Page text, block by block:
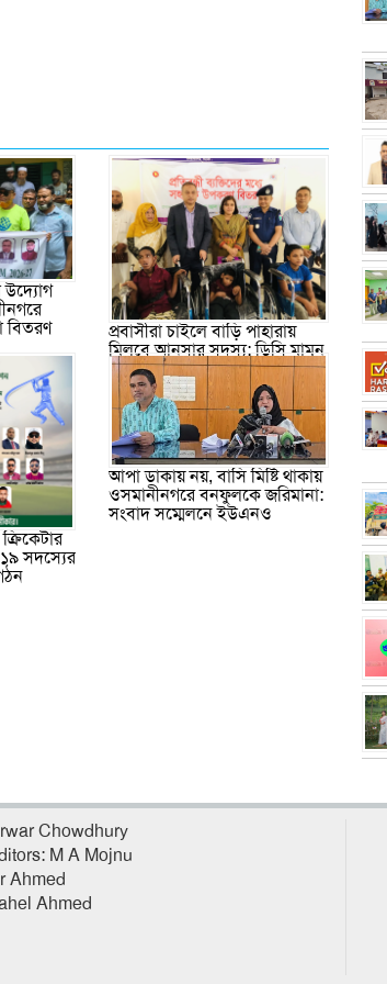
উদ্যোগ
বিতরণ
প্রবাসীরা চাইলে বাড়ি পাহারায়
মিলবে আনসার সদস্য: ডিসি মামুন
সদস্যের
আপা ডাকায় নয়, বাসি মিষ্টি থাকায়
ওসমানীনগরে বনফুলকে জরিমানা:
সংবাদ সম্মেলনে ইউএনও
Chowdhury
M A Mojnu
Ahmed
Ahmed